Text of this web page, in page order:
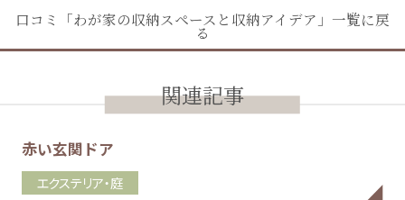
口コミ「わが家の収納スペースと収納アイデア」一覧に戻
る
関連記事
赤い玄関ドア
エクステリア・庭